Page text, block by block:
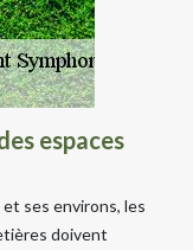
espaces
et ses environs, les
doivent